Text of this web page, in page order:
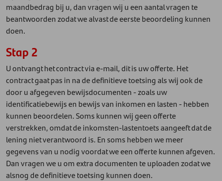
maandbedrag bij u, dan vragen wij u een aantal vragen te
beantwoorden zodat we alvast de eerste beoordeling kunnen
doen.
Stap 2
U ontvangt het contract via e-mail, dit is uw offerte. Het
contract gaat pas in na de definitieve toetsing als wij ook de
door u afgegeven bewijsdocumenten - zoals uw
identificatiebewijs en bewijs van inkomen en lasten - hebben
kunnen beoordelen. Soms kunnen wij geen offerte
verstrekken, omdat de inkomsten-lastentoets aangeeft dat de
lening niet verantwoord is. En soms hebben we meer
gegevens van u nodig voordat we een offerte kunnen afgeven.
Dan vragen we u om extra documenten te uploaden zodat we
alsnog de definitieve toetsing kunnen doen.